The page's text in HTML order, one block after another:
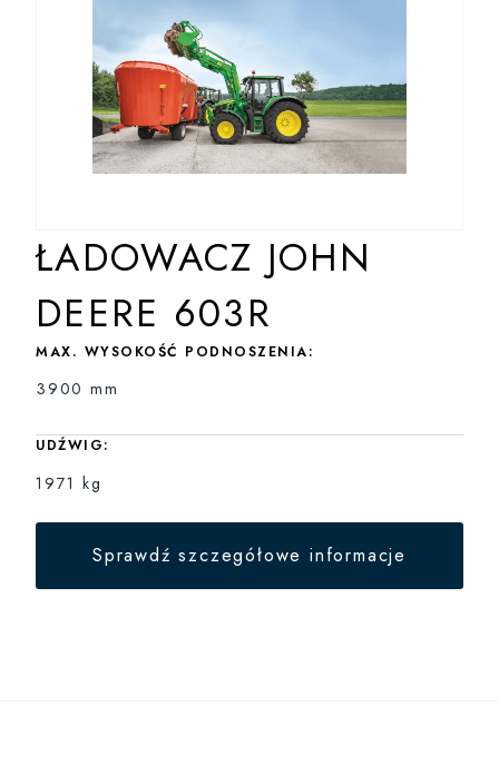
ŁADOWACZ JOHN
DEERE 603R
MAX. WYSOKOŚĆ PODNOSZENIA:
3900 mm
UDŹWIG:
1971 kg
Sprawdź szczegółowe informacje